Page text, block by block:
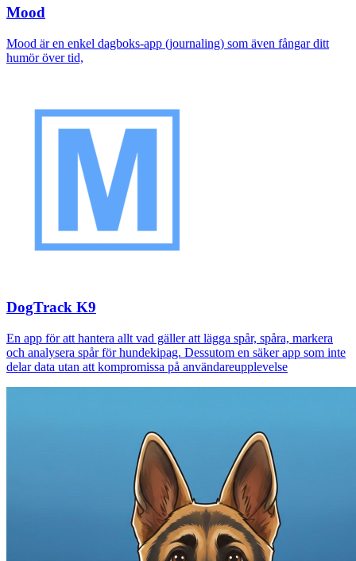
Mood
Mood är en enkel dagboks-app (journaling) som även fångar ditt
humör över tid,
DogTrack K9
En app för att hantera allt vad gäller att lägga spår, spåra, markera
och analysera spår för hundekipag. Dessutom en säker app som inte
delar data utan att kompromissa på användareupplevelse